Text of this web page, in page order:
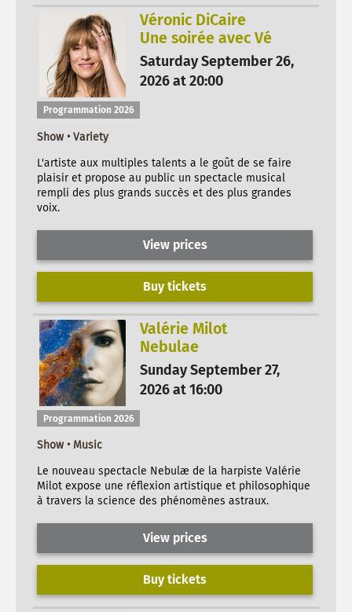
Véronic DiCaire
Une soirée avec Vé
Saturday September 26,
2026 at 20:00
Programmation 2026
Show • Variety
L'artiste aux multiples talents a le goût de se faire
plaisir et propose au public un spectacle musical
rempli des plus grands succès et des plus grandes
voix.
View prices
Buy tickets
Valérie Milot
Nebulae
Sunday September 27,
2026 at 16:00
Programmation 2026
Show • Music
Le nouveau spectacle Nebulæ de la harpiste Valérie
Milot expose une réflexion artistique et philosophique
à travers la science des phénomènes astraux.
View prices
Buy tickets